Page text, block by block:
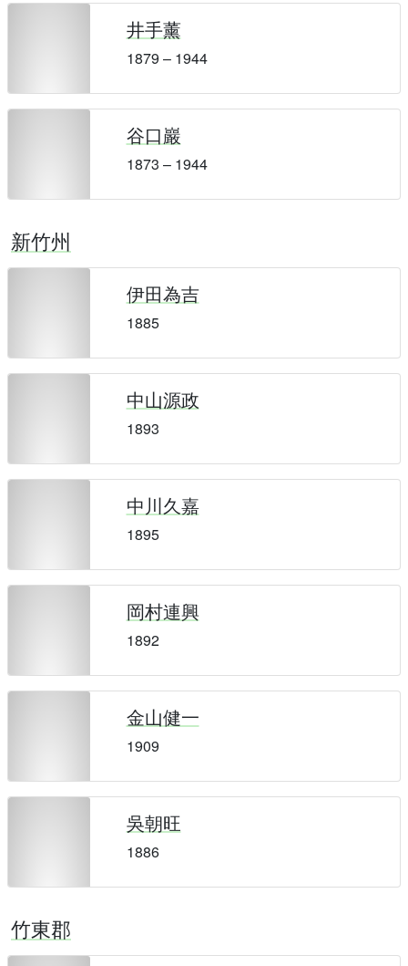
井手薰
1879 – 1944
谷口巖
1873 – 1944
新竹州
伊田為吉
1885
中山源政
1893
中川久嘉
1895
岡村連興
1892
金山健一
1909
吳朝旺
1886
竹東郡